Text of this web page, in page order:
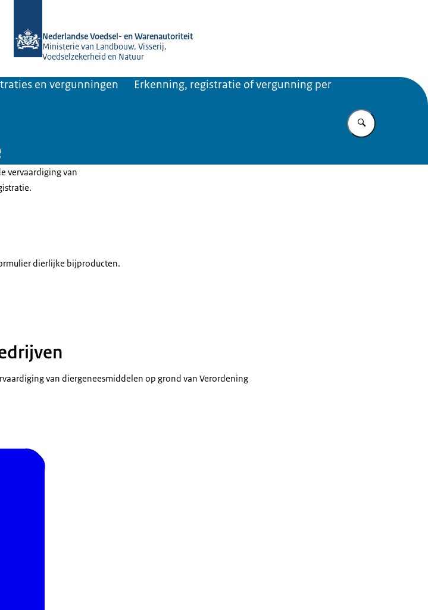
Nederlandse Voedsel- en Warenautoriteit
Ministerie van Landbouw, Visserij,
Voedselzekerheid en Natuur
en vergunningen
Erkenning, registratie of vergunning per
vervaardiging van
dierlijke bijproducten.
van diergeneesmiddelen op grond van Verordening